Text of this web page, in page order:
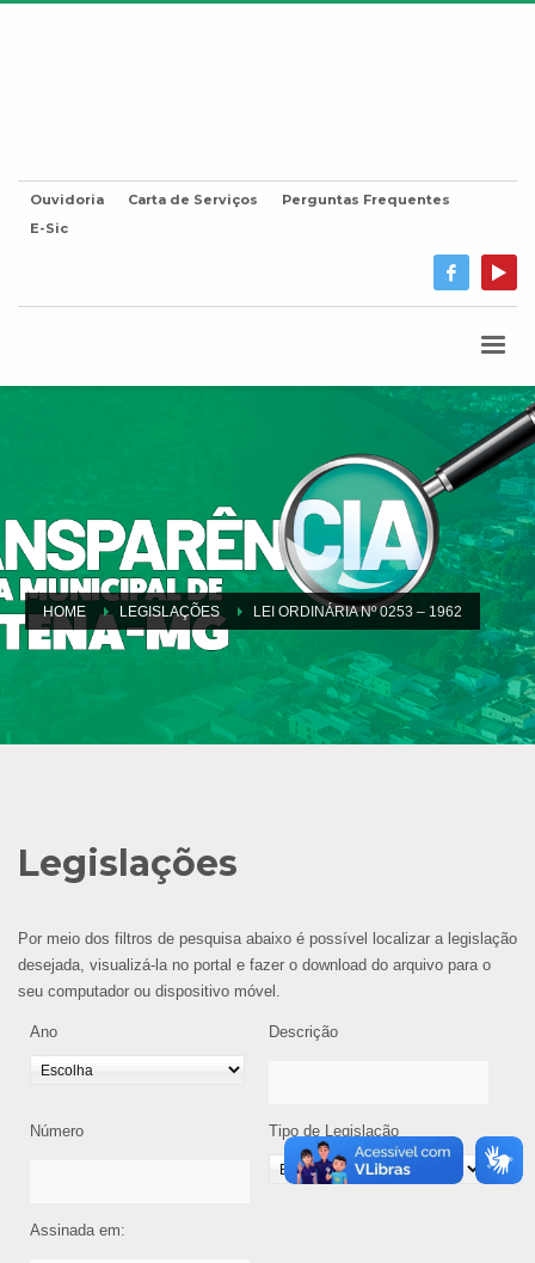
Ouvidoria Carta de Serviços
Perguntas Frequentes
E-Sic
HOME LEGISLAÇÕES LEI ORDINÁRIA Nº 0253 – 1962
Legislações
Por meio dos filtros de pesquisa abaixo é possível localizar a legislação
desejada, visualizá-la no portal e fazer o download do arquivo para o
seu computador ou dispositivo móvel.
Ano Descrição
Número Tipo de Legislação
Assinada em: